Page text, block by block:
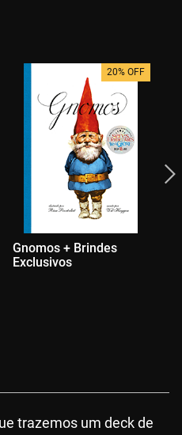
20% OFF
Gnomos + Brindes
Exclusivos
trazemos um deck de